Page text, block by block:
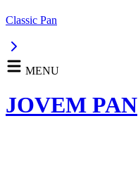
Classic Pan
MENU
JOVEM PAN